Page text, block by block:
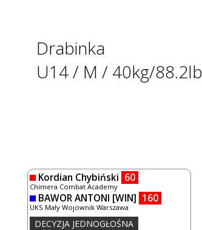
Drabinka
U14 / M / 40kg/88.2lb
Kordian Chybiński 60
Chimera Combat Academy
BAWOR ANTONI [WIN] 160
UKS Mały Wojownik Warszawa
DECYZJA JEDNOGŁOŚNA